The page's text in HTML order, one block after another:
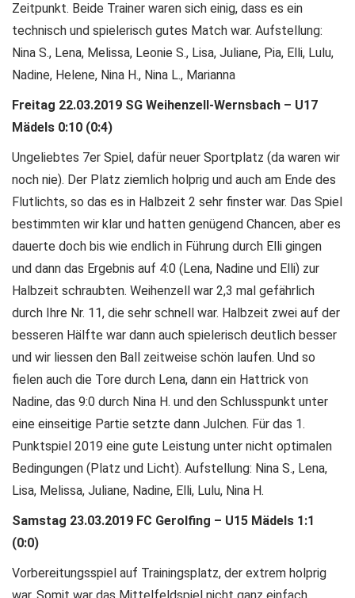
Zeitpunkt. Beide Trainer waren sich einig, dass es ein
technisch und spielerisch gutes Match war. Aufstellung:
Nina S., Lena, Melissa, Leonie S., Lisa, Juliane, Pia, Elli, Lulu,
Nadine, Helene, Nina H., Nina L., Marianna
Freitag 22.03.2019 SG Weihenzell-Wernsbach – U17
Mädels 0:10 (0:4)
Ungeliebtes 7er Spiel, dafür neuer Sportplatz (da waren wir
noch nie). Der Platz ziemlich holprig und auch am Ende des
Flutlichts, so das es in Halbzeit 2 sehr finster war. Das Spiel
bestimmten wir klar und hatten genügend Chancen, aber es
dauerte doch bis wie endlich in Führung durch Elli gingen
und dann das Ergebnis auf 4:0 (Lena, Nadine und Elli) zur
Halbzeit schraubten. Weihenzell war 2,3 mal gefährlich
durch Ihre Nr. 11, die sehr schnell war. Halbzeit zwei auf der
besseren Hälfte war dann auch spielerisch deutlich besser
und wir liessen den Ball zeitweise schön laufen. Und so
fielen auch die Tore durch Lena, dann ein Hattrick von
Nadine, das 9:0 durch Nina H. und den Schlusspunkt unter
eine einseitige Partie setzte dann Julchen. Für das 1.
Punktspiel 2019 eine gute Leistung unter nicht optimalen
Bedingungen (Platz und Licht). Aufstellung: Nina S., Lena,
Lisa, Melissa, Juliane, Nadine, Elli, Lulu, Nina H.
Samstag 23.03.2019 FC Gerolfing – U15 Mädels 1:1
(0:0)
Vorbereitungsspiel auf Trainingsplatz, der extrem holprig